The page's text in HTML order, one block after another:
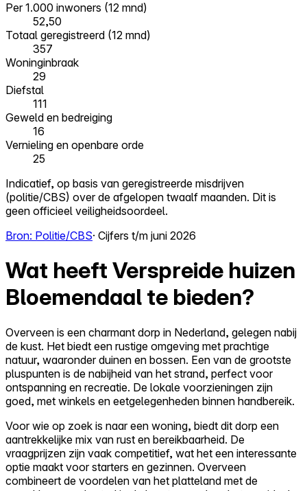
Per 1.000 inwoners (12 mnd)
52,50
Totaal geregistreerd (12 mnd)
357
Woninginbraak
29
Diefstal
111
Geweld en bedreiging
16
Vernieling en openbare orde
25
Indicatief, op basis van geregistreerde misdrijven
(politie/CBS) over de afgelopen twaalf maanden. Dit is
geen officieel veiligheidsoordeel.
Bron: Politie/CBS· Cijfers t/m juni 2026
Wat heeft Verspreide huizen
Bloemendaal te bieden?
Overveen is een charmant dorp in Nederland, gelegen nabij
de kust. Het biedt een rustige omgeving met prachtige
natuur, waaronder duinen en bossen. Een van de grootste
pluspunten is de nabijheid van het strand, perfect voor
ontspanning en recreatie. De lokale voorzieningen zijn
goed, met winkels en eetgelegenheden binnen handbereik.
Voor wie op zoek is naar een woning, biedt dit dorp een
aantrekkelijke mix van rust en bereikbaarheid. De
vraagprijzen zijn vaak competitief, wat het een interessante
optie maakt voor starters en gezinnen. Overveen
combineert de voordelen van het platteland met de